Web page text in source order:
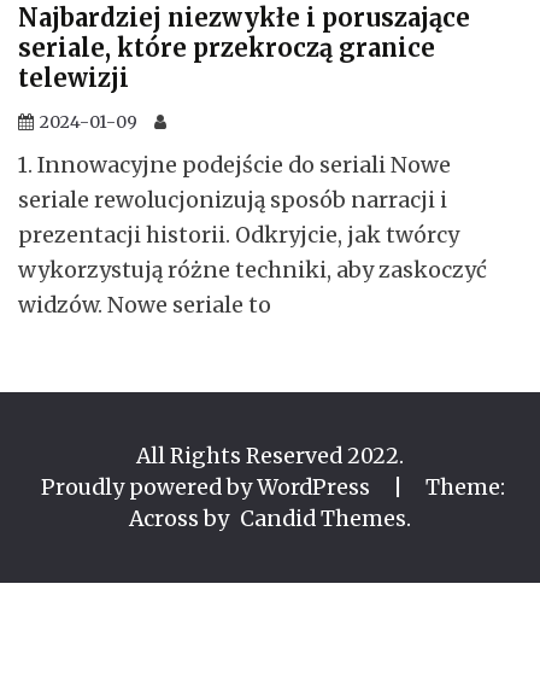
Najbardziej niezwykłe i poruszające
seriale, które przekroczą granice
telewizji
2024-01-09
1. Innowacyjne podejście do seriali Nowe
seriale rewolucjonizują sposób narracji i
prezentacji historii. Odkryjcie, jak twórcy
wykorzystują różne techniki, aby zaskoczyć
widzów. Nowe seriale to
All Rights Reserved 2022.
Proudly powered by WordPress
Theme:
Across by Candid Themes.